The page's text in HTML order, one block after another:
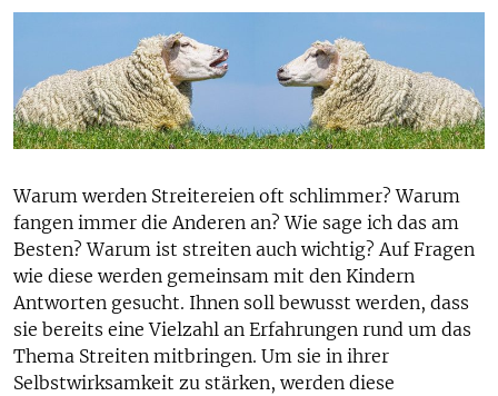
Warum werden Streitereien oft schlimmer? Warum
fangen immer die Anderen an? Wie sage ich das am
Besten? Warum ist streiten auch wichtig? Auf Fragen
wie diese werden gemeinsam mit den Kindern
Antworten gesucht. Ihnen soll bewusst werden, dass
sie bereits eine Vielzahl an Erfahrungen rund um das
Thema Streiten mitbringen. Um sie in ihrer
Selbstwirksamkeit zu stärken, werden diese